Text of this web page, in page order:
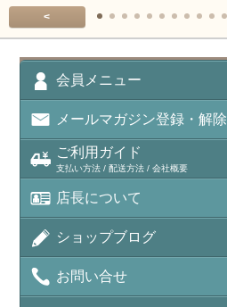
<
会員メニュー
メールマガジン登録・解除
ご利用ガイド
支払い方法 / 配送方法 / 会社概要
店長について
ショップブログ
お問い合せ